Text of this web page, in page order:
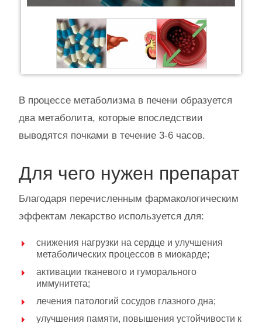
В процессе метаболизма в печени образуется
два метаболита, которые впоследствии
выводятся почками в течение 3-6 часов.
Для чего нужен препарат
Благодаря перечисленным фармакологическим
эффектам лекарство используется для:
снижения нагрузки на сердце и улучшения
метаболических процессов в миокарде;
активации тканевого и гуморального
иммунитета;
лечения патологий сосудов глазного дна;
улучшения памяти, повышения устойчивости к